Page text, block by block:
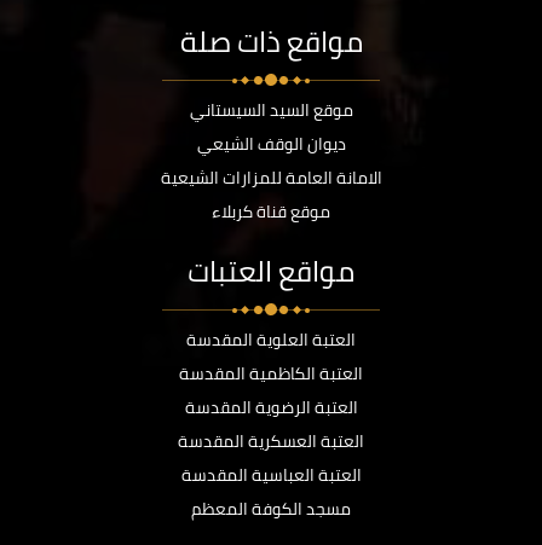
مواقع ذات صلة
موقع السيد السيستاني
ديوان الوقف الشيعي
الامانة العامة للمزارات الشيعية
موقع قناة كربلاء
مواقع العتبات
العتبة العلوية المقدسة
العتبة الكاظمية المقدسة
العتبة الرضوية المقدسة
العتبة العسكرية المقدسة
العتبة العباسية المقدسة
مسجد الكوفة المعظم